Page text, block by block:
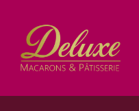
contenu